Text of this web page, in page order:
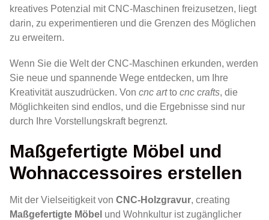
kreatives Potenzial mit CNC-Maschinen freizusetzen, liegt
darin, zu experimentieren und die Grenzen des Möglichen
zu erweitern.
Wenn Sie die Welt der CNC-Maschinen erkunden, werden
Sie neue und spannende Wege entdecken, um Ihre
Kreativität auszudrücken. Von cnc artto cnc crafts, die
Möglichkeiten sind endlos, und die Ergebnisse sind nur
durch Ihre Vorstellungskraft begrenzt.
Maßgefertigte Möbel und
Wohnaccessoires erstellen
Mit der Vielseitigkeit von CNC-Holzgravur, creating
Maßgefertigte Möbel und Wohnkultur ist zugänglicher